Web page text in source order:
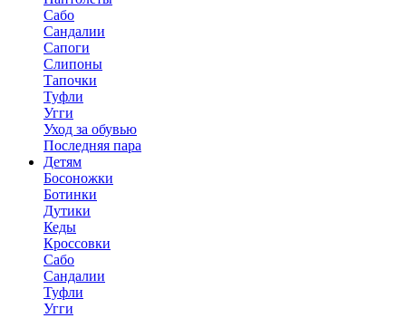
Сабо
Сандалии
Сапоги
Слипоны
Тапочки
Туфли
Угги
Уход за обувью
Последняя пара
Детям
Босоножки
Ботинки
Дутики
Кеды
Кроссовки
Сабо
Сандалии
Туфли
Угги